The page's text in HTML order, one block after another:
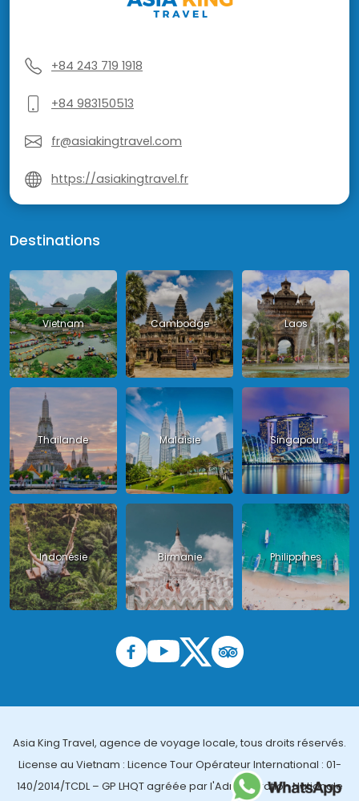
+84 243 719 1918
+84 983150513
fr@asiakingtravel.com
https://asiakingtravel.fr
Destinations
Vietnam Cambodge Laos
Thailande Malaisie Singapour
Indonésie Birmanie Philippines
Asia King Travel, agence de voyage locale, tous droits réservés.
License au Vietnam : Licence Tour Opérateur International : 01-
140/2014/TCDL – GP LHQT agréée par l'Administration Nationale